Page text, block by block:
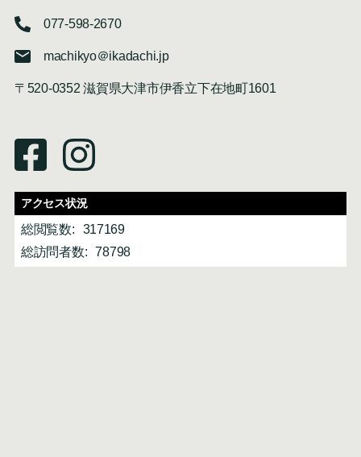
077-598-2670
machikyo＠ikadachi.jp
〒520-0352 滋賀県大津市伊香立下在地町1601
アクセス状況
総閲覧数:
317169
総訪問者数:
78798